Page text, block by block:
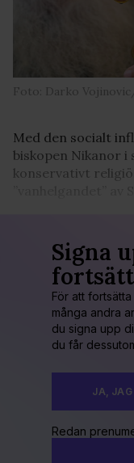
Foto: Darko
Med den socialt
biskopen Nikanor
konservativt
Signa
För att
många andra
du signa upp
du får
JA, JAG
Redan